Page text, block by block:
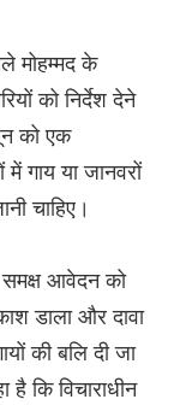
मोहम्मद के
को निर्देश देने
को एक
में गाय या जानवरों
चाहिए।
आवेदन को
डाला और दावा
की बलि दी जा
कि विचाराधीन